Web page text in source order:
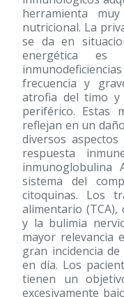
herramienta
nutricional. La
se da en
energética es
frecuencia y
atrofia del timo y
periférico. Estas
reflejan en un
diversos
respuesta
inmunoglobulina
sistema del
citoquinas. Los
alimentario (TCA),
y la bulimia
mayor relevancia
gran incidencia
en día. Los
tienen un
excesivamente